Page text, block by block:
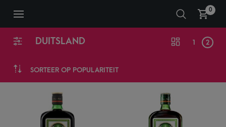
0
DUITSLAND
SORTEER OP POPULARITEIT
1 2